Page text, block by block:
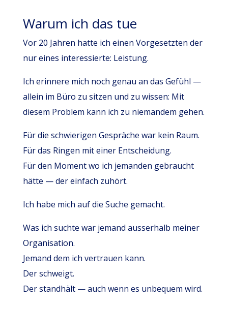
Warum ich das tue
Vor 20 Jahren hatte ich einen Vorgesetzten der
nur eines interessierte: Leistung.
Ich erinnere mich noch genau an das Gefühl —
allein im Büro zu sitzen und zu wissen: Mit
diesem Problem kann ich zu niemandem gehen.
Für die schwierigen Gespräche war kein Raum.
Für das Ringen mit einer Entscheidung.
Für den Moment wo ich jemanden gebraucht
hätte — der einfach zuhört.
Ich habe mich auf die Suche gemacht.
Was ich suchte war jemand ausserhalb meiner
Organisation.
Jemand dem ich vertrauen kann.
Der schweigt.
Der standhält — auch wenn es unbequem wird.